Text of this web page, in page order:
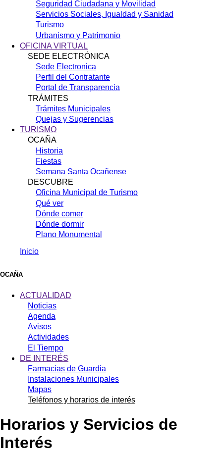
Seguridad Ciudadana y Movilidad
Servicios Sociales, Igualdad y Sanidad
Turismo
Urbanismo y Patrimonio
OFICINA VIRTUAL
SEDE ELECTRÓNICA
Sede Electronica
Perfil del Contratante
Portal de Transparencia
TRÁMITES
Trámites Municipales
Quejas y Sugerencias
TURISMO
OCAÑA
Historia
Fiestas
Semana Santa Ocañense
DESCUBRE
Oficina Municipal de Turismo
Qué ver
Dónde comer
Dónde dormir
Plano Monumental
enlaces
de
ayuda
navegación
Inicio
OCAÑA
ACTUALIDAD
Noticias
Agenda
Avisos
Actividades
El Tiempo
DE INTERÉS
Farmacias de Guardia
Instalaciones Municipales
Mapas
Teléfonos y horarios de interés
Horarios y Servicios de
Interés